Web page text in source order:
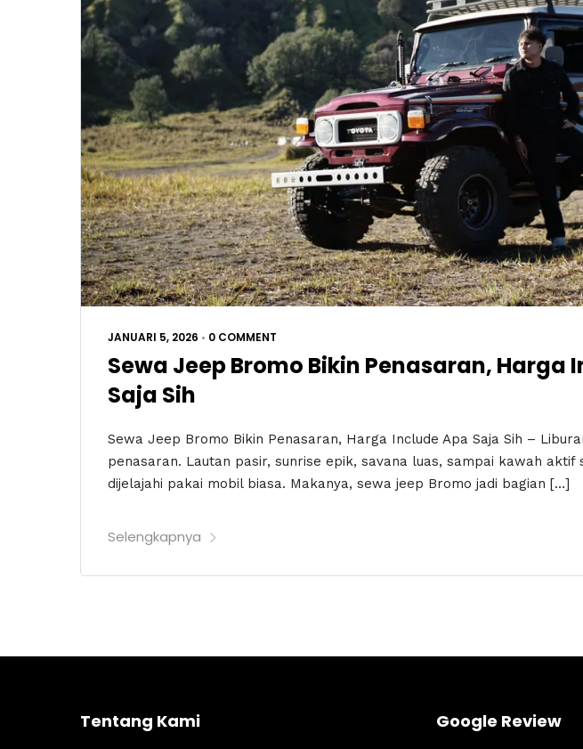
JANUARI 5, 2026 • 0 COMMENT
Sewa Jeep Bromo Bikin Penasaran, Harga
Saja Sih
Sewa Jeep Bromo Bikin Penasaran, Harga Include Apa Saja Sih –
penasaran. Lautan pasir, sunrise epik, savana luas, sampai kawah aktif
dijelajahi pakai mobil biasa. Makanya, sewa jeep Bromo jadi bagian […]
Selengkapnya
Tentang Kami Google Review